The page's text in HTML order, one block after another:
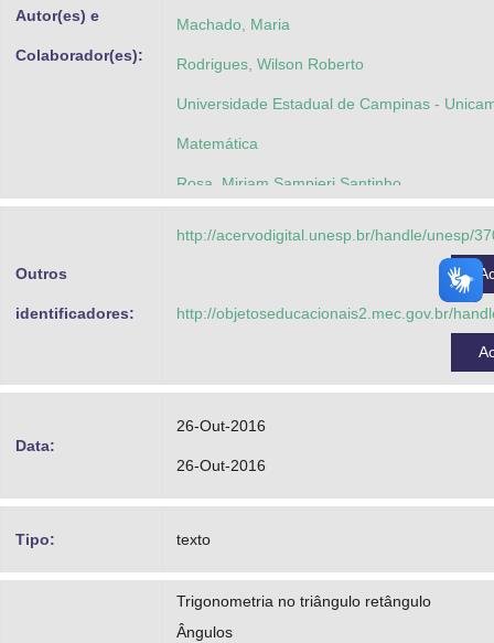
Autor(es) e
Colaborador(es):
Machado, Maria
Rodrigues, Wilson Roberto
Universidade Estadual de Campinas -
Matemática
Rosa, Miriam Sampieri Santinho
Outros
identificadores:
http://acervodigital.unesp.br/handle/unesp/
http://objetoseducacionais2.mec.gov.br/
Data:
26-Out-2016
26-Out-2016
Tipo: texto
Trigonometria no triângulo retângulo
Ângulos